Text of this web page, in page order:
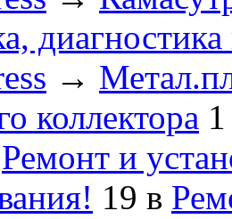
→
коллектора 1
Ремонт и
19 в